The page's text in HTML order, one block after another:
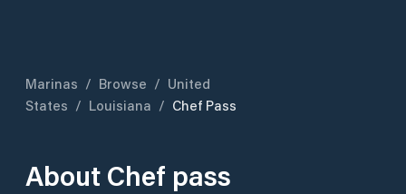
Marinas / Browse / United
States / Louisiana / Chef Pass
About Chef pass